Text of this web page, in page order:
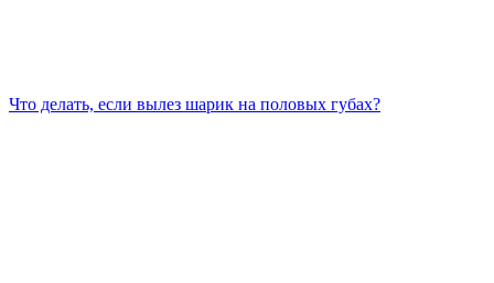
Что делать, если вылез шарик на половых губах?